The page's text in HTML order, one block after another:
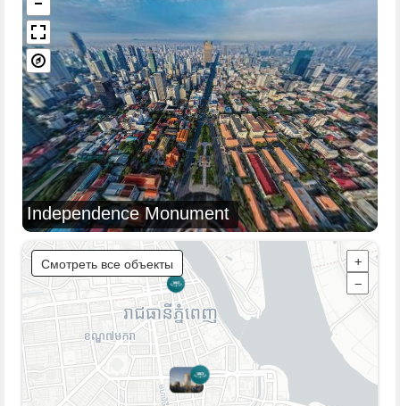
Independence Monument
Смотреть все объекты
+
−